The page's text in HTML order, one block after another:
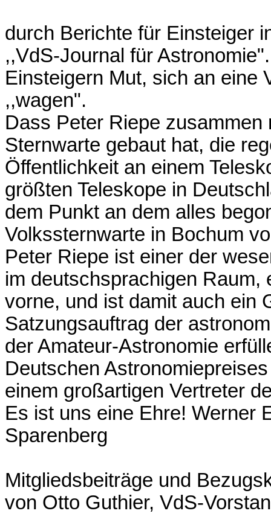
durch Berichte für Einsteiger
,,VdS-Journal für
Einsteigern Mut, sich an eine
,,wagen".
Dass Peter Riepe
Sternwarte gebaut hat, die
Öffentlichkeit an einem
größten Teleskope in
dem Punkt an dem alles
Volkssternwarte in Bochum
Peter Riepe ist einer der
im deutschsprachigen
vorne, und ist damit auch ein
Satzungsauftrag der
der Amateur-Astronomie
Deutschen
einem großartigen Vertreter
Es ist uns eine Ehre! Werner
Sparenberg
Mitgliedsbeiträge und
von Otto Guthier, VdS-